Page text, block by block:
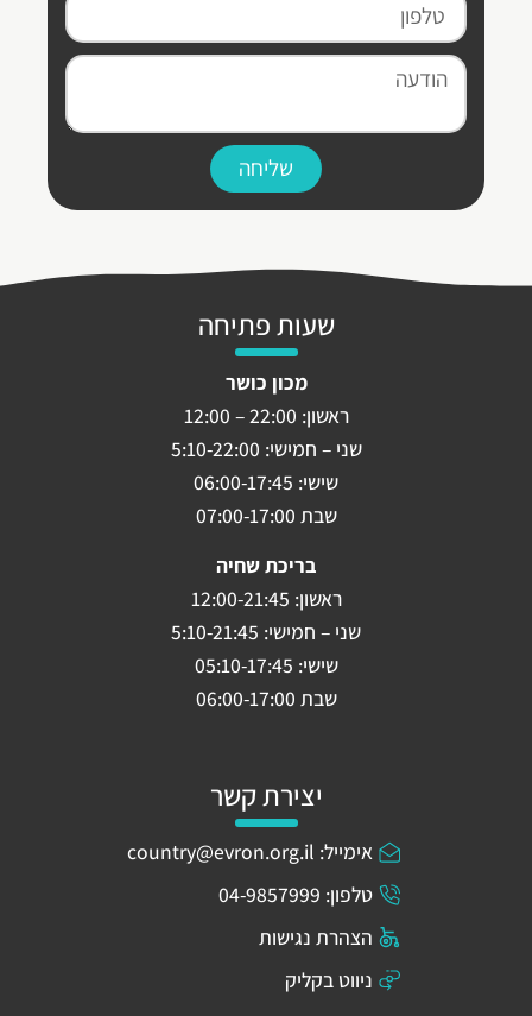
שליחה
שעות פתיחה
מכון כושר
ראשון: 22:00 – 12:00
שני – חמישי: 5:10-22:00
שישי: 06:00-17:45
שבת 07:00-17:00
בריכת שחיה
ראשון: 12:00-21:45
שני – חמישי: 5:10-21:45
שישי: 05:10-17:45
שבת 06:00-17:00
יצירת קשר
אימייל: country@evron.org.il
טלפון: 04-9857999
הצהרת נגישות
ניווט בקליק